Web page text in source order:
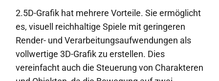
2.5D-Grafik hat mehrere Vorteile. Sie ermöglicht
es, visuell reichhaltige Spiele mit geringeren
Render- und Verarbeitungsaufwendungen als
vollwertige 3D-Grafik zu erstellen. Dies
vereinfacht auch die Steuerung von Charakteren